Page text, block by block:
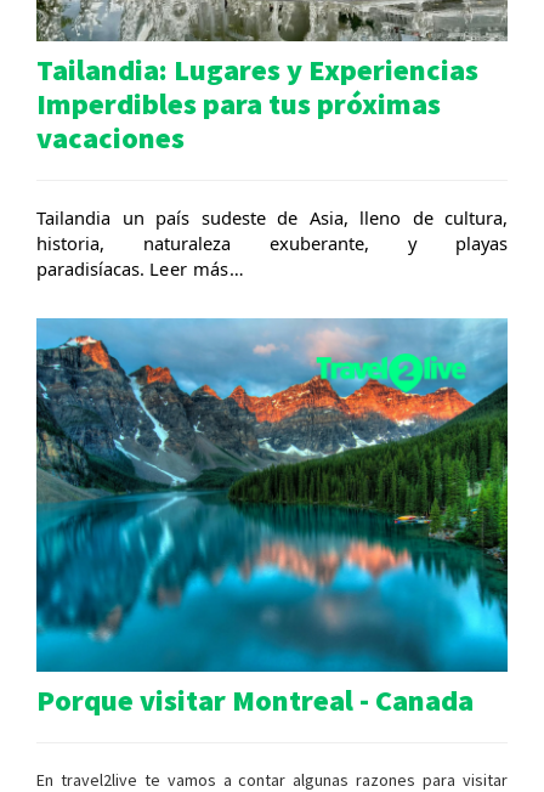
Tailandia: Lugares y Experiencias
Imperdibles para tus próximas
vacaciones
Tailandia un país sudeste de Asia, lleno de cultura,
historia, naturaleza exuberante, y playas
paradisíacas. Leer más…
Porque visitar Montreal - Canada
En travel2live te vamos a contar algunas razones para visitar